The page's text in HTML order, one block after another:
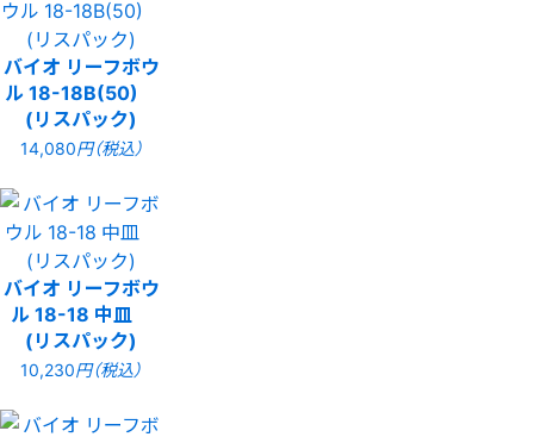
バイオ リーフボウ
ル 18-18B(50)
(リスパック)
14,080円（税込）
バイオ リーフボウ
ル 18-18 中皿
(リスパック)
10,230円（税込）